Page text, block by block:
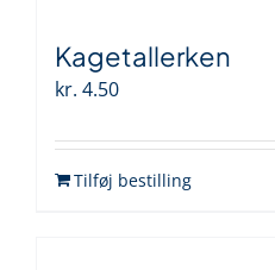
Kagetallerken
kr. 4.50
Tilføj bestilling